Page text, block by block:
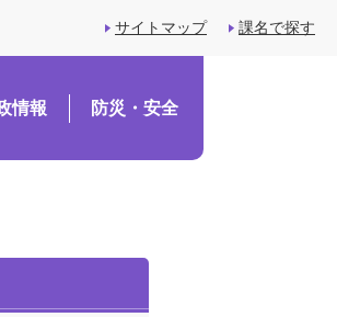
サイトマップ 課名で探す
情報 防災・安全